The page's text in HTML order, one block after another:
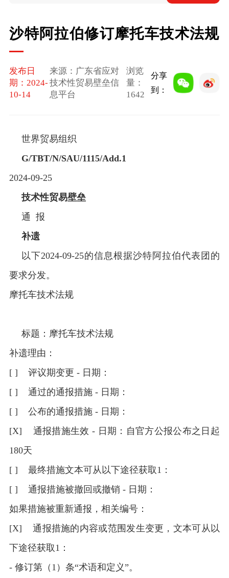
沙特阿拉伯修订摩托车技术法规
发布日
期：2024-
10-14
来源：广东省应对
技术性贸易壁垒信
息平台
浏览
量：
1642
分享
到：
世界贸易组织
G/TBT/N/SAU/1115/Add.1
2024-09-25
技术性贸易壁垒
通 报
补遗
以下2024-09-25的信息根据沙特阿拉伯代表团的
要求分发。
摩托车技术法规
标题：摩托车技术法规
补遗理由：
[ ] 评议期变更 - 日期：
[ ] 通过的通报措施 - 日期：
[ ] 公布的通报措施 - 日期：
[X] 通报措施生效 - 日期：自官方公报公布之日起
180天
[ ] 最终措施文本可从以下途径获取1：
[ ] 通报措施被撤回或撤销 - 日期：
如果措施被重新通报，相关编号：
[X] 通报措施的内容或范围发生变更，文本可从以
下途径获取1：
- 修订第（1）条“术语和定义”。